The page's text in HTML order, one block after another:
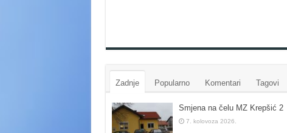
Zadnje Popularno Komentari Tagovi
Smjena na čelu MZ Krepšić 2
7. kolovoza 2026.